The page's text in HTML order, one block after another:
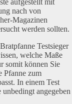
nach von
Magazinen
werden sollten.
Testsieger
welche Maße
somit können Sie
Pfanne zum
In einem Test
unbedingt angegeben